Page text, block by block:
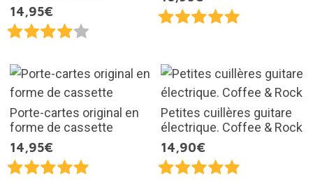
14,95€
Porte-cartes original en
forme de cassette
14,95€
Petites cuillères guitare
électrique. Coffee & Rock
14,90€